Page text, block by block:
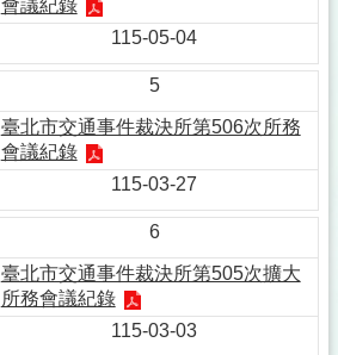
會議紀錄
115-05-04
5
臺北市交通事件裁決所第506次所務
會議紀錄
115-03-27
6
臺北市交通事件裁決所第505次擴大
所務會議紀錄
115-03-03